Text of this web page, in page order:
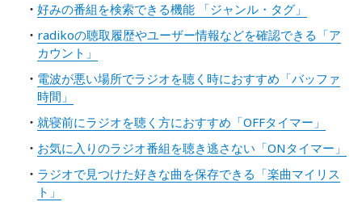
好みの番組を検索できる機能 「ジャンル・タグ」
radikoの聴取履歴やユーザー情報などを確認できる「ア
カウント」
電波が悪い場所でラジオを聴く時におすすめ「バッファ
時間」
就寝前にラジオを聴く方におすすめ「OFFタイマー」
お気に入りのラジオ番組を聴き逃さない「ONタイマー」
ラジオで見つけた好きな曲を保存できる「楽曲マイリス
ト」